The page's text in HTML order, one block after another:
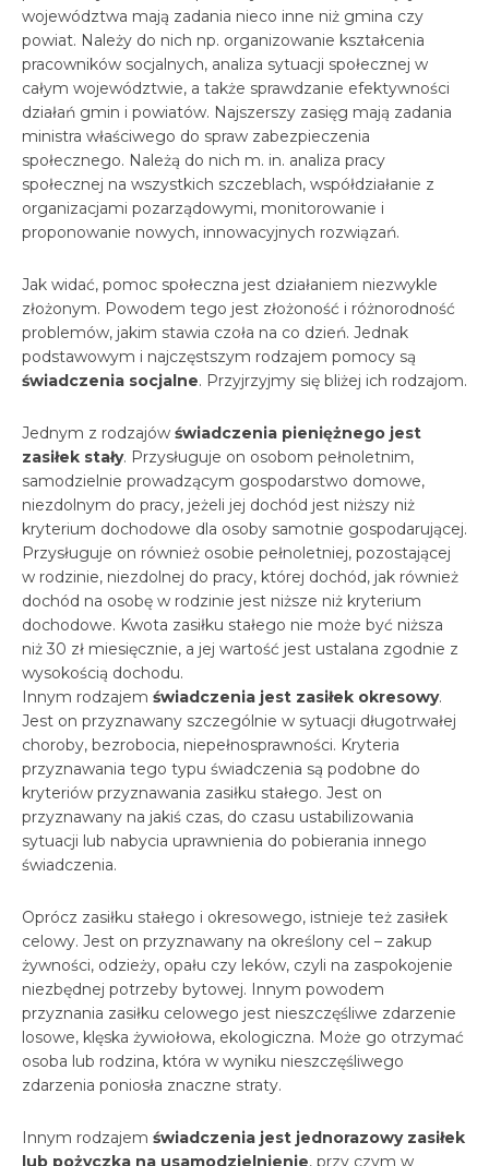
województwa mają zadania nieco inne niż gmina czy
powiat. Należy do nich np. organizowanie kształcenia
pracowników socjalnych, analiza sytuacji społecznej w
całym województwie, a także sprawdzanie efektywności
działań gmin i powiatów. Najszerszy zasięg mają zadania
ministra właściwego do spraw zabezpieczenia
społecznego. Należą do nich m. in. analiza pracy
społecznej na wszystkich szczeblach, współdziałanie z
organizacjami pozarządowymi, monitorowanie i
proponowanie nowych, innowacyjnych rozwiązań.
Jak widać, pomoc społeczna jest działaniem niezwykle
złożonym. Powodem tego jest złożoność i różnorodność
problemów, jakim stawia czoła na co dzień. Jednak
podstawowym i najczęstszym rodzajem pomocy są
świadczenia socjalne. Przyjrzyjmy się bliżej ich rodzajom.
Jednym z rodzajów świadczenia pieniężnego jest
zasiłek stały. Przysługuje on osobom pełnoletnim,
samodzielnie prowadzącym gospodarstwo domowe,
niezdolnym do pracy, jeżeli jej dochód jest niższy niż
kryterium dochodowe dla osoby samotnie gospodarującej.
Przysługuje on również osobie pełnoletniej, pozostającej
w rodzinie, niezdolnej do pracy, której dochód, jak również
dochód na osobę w rodzinie jest niższe niż kryterium
dochodowe. Kwota zasiłku stałego nie może być niższa
niż 30 zł miesięcznie, a jej wartość jest ustalana zgodnie z
wysokością dochodu.
Innym rodzajem świadczenia jest zasiłek okresowy.
Jest on przyznawany szczególnie w sytuacji długotrwałej
choroby, bezrobocia, niepełnosprawności. Kryteria
przyznawania tego typu świadczenia są podobne do
kryteriów przyznawania zasiłku stałego. Jest on
przyznawany na jakiś czas, do czasu ustabilizowania
sytuacji lub nabycia uprawnienia do pobierania innego
świadczenia.
Oprócz zasiłku stałego i okresowego, istnieje też zasiłek
celowy. Jest on przyznawany na określony cel – zakup
żywności, odzieży, opału czy leków, czyli na zaspokojenie
niezbędnej potrzeby bytowej. Innym powodem
przyznania zasiłku celowego jest nieszczęśliwe zdarzenie
losowe, klęska żywiołowa, ekologiczna. Może go otrzymać
osoba lub rodzina, która w wyniku nieszczęśliwego
zdarzenia poniosła znaczne straty.
Innym rodzajem świadczenia jest jednorazowy zasiłek
lub pożyczka na usamodzielnienie, przy czym w